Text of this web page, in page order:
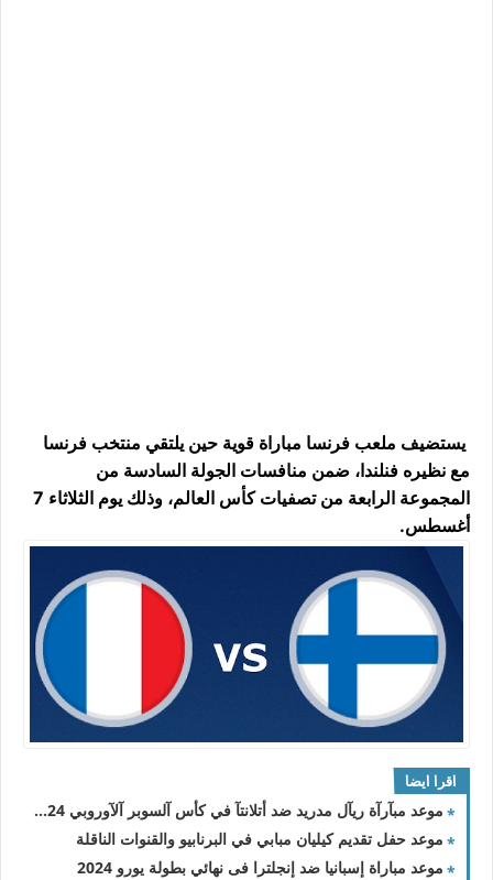
يستضيف ملعب فرنسا مباراة قوية حين يلتقي منتخب فرنسا
مع نظيره فنلندا، ضمن منافسات الجولة السادسة من
المجموعة الرابعة من تصفيات كأس العالم، وذلك يوم الثلاثاء 7
أغسطس.
اقرا ايضا
موعد مبآرآة ريآل مدريد ضد أتلانتآ في كأس آلسوبر آلآوروبي 2024
موعد حفل تقديم كيليان مبابي في البرنابيو والقنوات الناقلة
موعد مباراة إسبانيا ضد إنجلترا فى نهائي بطولة يورو 2024